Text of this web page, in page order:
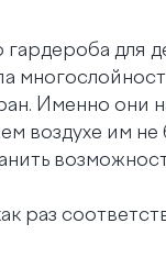
гардероба для
Именно они
воздухе им
раз